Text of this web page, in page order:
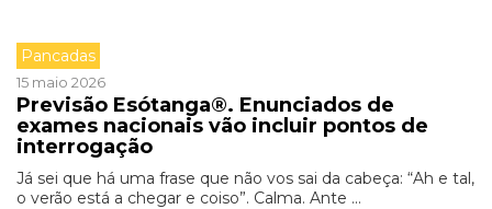
Pancadas
15 maio 2026
Previsão Esótanga®. Enunciados de
exames nacionais vão incluir pontos de
interrogação
Já sei que há uma frase que não vos sai da cabeça: “Ah e tal,
o verão está a chegar e coiso”. Calma. Ante ...